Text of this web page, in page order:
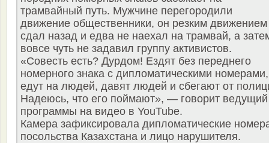
трамвайный путь. Мужчине перегородили
движение общественники, он резким движением
сдал назад и едва не наехал на трамвай, а
вовсе чуть не задавил группу активистов.
«Совесть есть? Дурдом! Ездят без переднего
номерного знака с дипломатическими номерами,
едут на людей, давят людей и сбегают от
Надеюсь, что его поймают», — говорит ведущий
программы на видео в YouTube.
Камера зафиксировала дипломатические
посольства Казахстана и лицо нарушителя.